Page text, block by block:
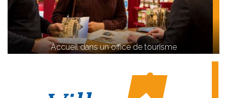
Accueil dans un office de tourisme